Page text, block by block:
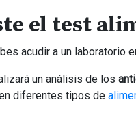
el test
acudir a un laboratorio
un análisis de los
diferentes tipos de